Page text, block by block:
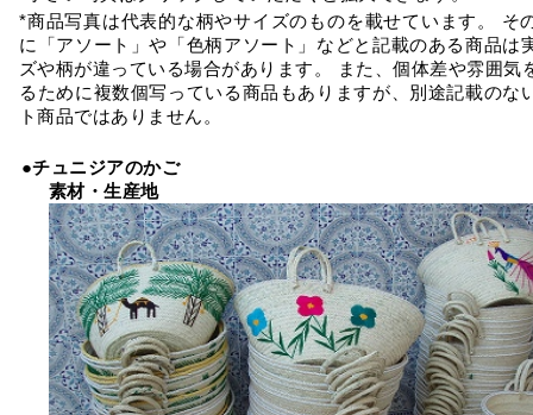
*商品写真は代表的な柄やサイズのものを載せています。 そ
に「アソート」や「色柄アソート」などと記載のある商品は
ズや柄が違っている場合があります。 また、個体差や雰囲気
るために複数個写っている商品もありますが、別途記載のな
ト商品ではありません。
●チュニジアのかご
素材・生産地